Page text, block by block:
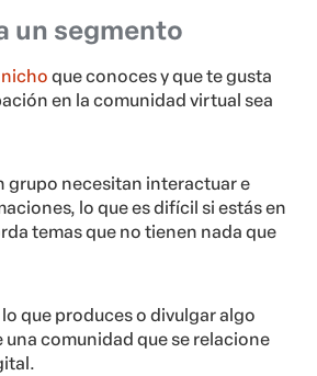
un segmento
que conoces y que te gusta
en la comunidad virtual sea
grupo necesitan interactuar e
lo que es difícil si estás en
temas que no tienen nada que
que produces o divulgar algo
comunidad que se relacione